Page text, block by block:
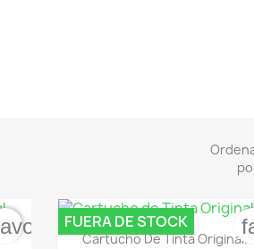
 Vista rápida
Cartucho De Tinta Original...
FUERA DE STOCK